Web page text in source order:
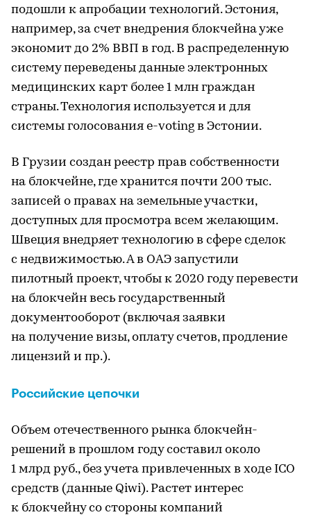
подошли к апробации технологий. Эстония,
например, за счет внедрения блокчейна уже
экономит до 2% ВВП в год. В распределенную
систему переведены данные электронных
медицинских карт более 1 млн граждан
страны. Технология используется и для
системы голосования e-voting в Эстонии.
В Грузии создан реестр прав собственности
на блокчейне, где хранится почти 200 тыс.
записей о правах на земельные участки,
доступных для просмотра всем желающим.
Швеция внедряет технологию в сфере сделок
с недвижимостью. А в ОАЭ запустили
пилотный проект, чтобы к 2020 году перевести
на блокчейн весь государственный
документооборот (включая заявки
на получение визы, оплату счетов, продление
лицензий и пр.).
Российские цепочки
Объем отечественного рынка блокчейн-
решений в прошлом году составил около
1 млрд руб., без учета привлеченных в ходе ICO
средств (данные Qiwi). Растет интерес
к блокчейну со стороны компаний